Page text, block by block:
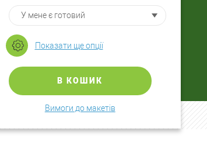
Показати ще опції
В КОШИК
Вимоги до макетів